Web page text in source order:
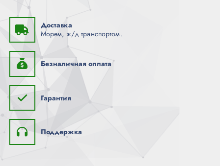
Доставка
Морем, ж/д транспортом.
Безналичная оплата
Гарантия
Поддержка